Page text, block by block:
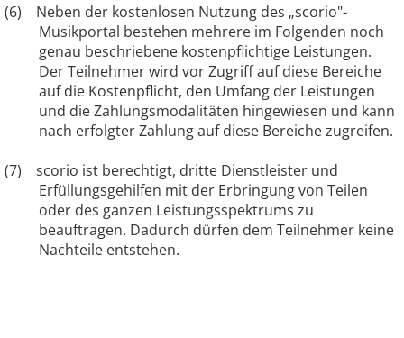
(6) Neben der kostenlosen Nutzung des „scorio"-
Musikportal bestehen mehrere im Folgenden noch
genau beschriebene kostenpflichtige Leistungen.
Der Teilnehmer wird vor Zugriff auf diese Bereiche
auf die Kostenpflicht, den Umfang der Leistungen
und die Zahlungsmodalitäten hingewiesen und kann
nach erfolgter Zahlung auf diese Bereiche zugreifen.
(7) scorio ist berechtigt, dritte Dienstleister und
Erfüllungsgehilfen mit der Erbringung von Teilen
oder des ganzen Leistungsspektrums zu
beauftragen. Dadurch dürfen dem Teilnehmer keine
Nachteile entstehen.